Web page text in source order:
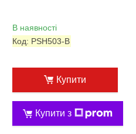
В наявності
Код: PSH503-B
Купити
Купити з